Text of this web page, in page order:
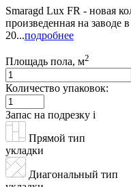
Smaragd Lux FR - новая
произведенная на заводе
20...подробнее
Площадь пола, м2
Количество упаковок:
Запас на подрезку i
Прямой тип
укладки
Диагональный тип